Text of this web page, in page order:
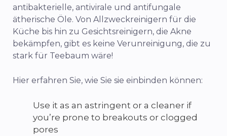
antibakterielle, antivirale und antifungale
ätherische Öle. Von Allzweckreinigern für die
Küche bis hin zu Gesichtsreinigern, die Akne
bekämpfen, gibt es keine Verunreinigung, die zu
stark für Teebaum wäre!
Hier erfahren Sie, wie Sie sie einbinden können:
Use it as an astringent or a cleaner if
you’re prone to breakouts or clogged
pores